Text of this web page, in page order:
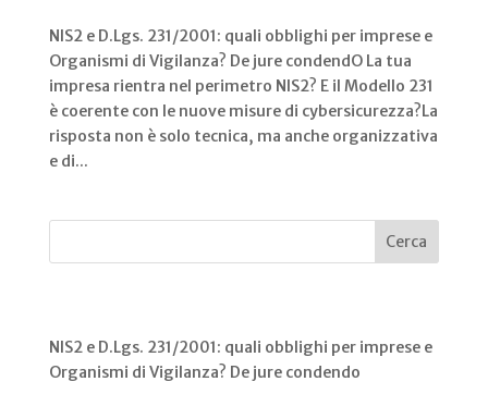
NIS2 e D.Lgs. 231/2001: quali obblighi per imprese e
Organismi di Vigilanza? De jure condendO La tua
impresa rientra nel perimetro NIS2? E il Modello 231
è coerente con le nuove misure di cybersicurezza?La
risposta non è solo tecnica, ma anche organizzativa
e di...
Cerca
NIS2 e D.Lgs. 231/2001: quali obblighi per imprese e
Organismi di Vigilanza? De jure condendo